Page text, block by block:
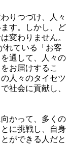
りつづけ、人々
す。しかし、ど
変わりません。
れている「お客
通して、人々の
お届けするこ
人々のタイセツ
社会に貢献し、
かって、多くの
に挑戦し、自身
ができる人だと